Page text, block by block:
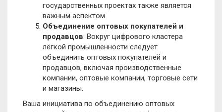
государственных проектах также является
важным аспектом.
Объединение оптовых покупателей и
продавцов: Вокруг цифрового кластера
лёгкой промышленности следует
объединить оптовых покупателей и
продавцов, включая производственные
компании, оптовые компании, торговые сети
и магазины.
Ваша инициатива по объединению оптовых